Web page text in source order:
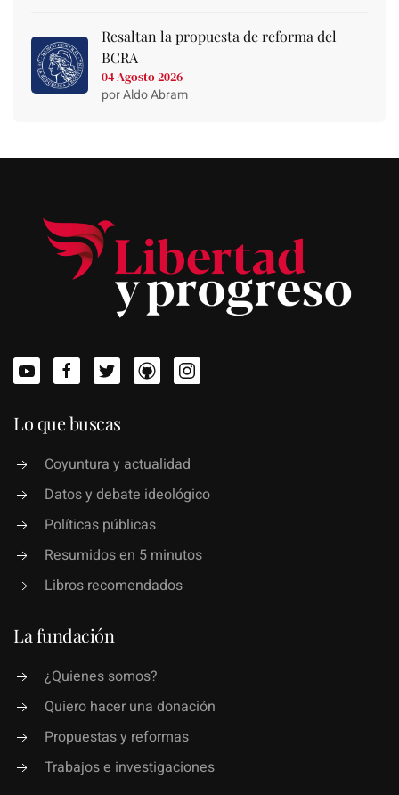
Resaltan la propuesta de reforma del
BCRA
04 Agosto 2026
por Aldo Abram
Lo que buscas
Coyuntura y actualidad
Datos y debate ideológico
Políticas públicas
Resumidos en 5 minutos
Libros recomendados
La fundación
¿Quienes somos?
Quiero hacer una donación
Propuestas y reformas
Trabajos e investigaciones